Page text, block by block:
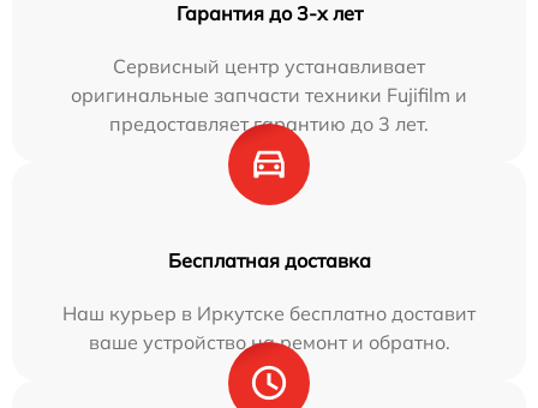
Гарантия до 3-х лет
Сервисный центр устанавливает
оригинальные запчасти техники Fujifilm и
предоставляет гарантию до 3 лет.
Бесплатная доставка
Наш курьер в Иркутске бесплатно доставит
ваше устройство на ремонт и обратно.